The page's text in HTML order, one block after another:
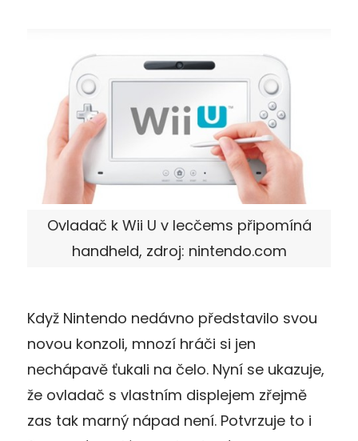
Ovladač k Wii U v lecčems připomíná
handheld, zdroj: nintendo.com
Když Nintendo nedávno představilo svou
novou konzoli, mnozí hráči si jen
nechápavě ťukali na čelo. Nyní se ukazuje,
že ovladač s vlastním displejem zřejmě
zas tak marný nápad není. Potvrzuje to i